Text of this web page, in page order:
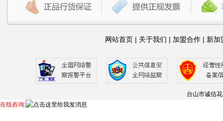
网站首页 | 关于我们 | 加盟合作 | 新加
台山市诚信
在线咨询: